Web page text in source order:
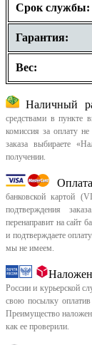
Срок службы:
Гарантия:
Вес:
Наличный
средствами в пункте
комиссия за оплату
заказа выбираете
получении.
банковской картой
подтверждения
перенаправит на сайт
и подтверждаете
мы не имеем.
России и курьерской
свою посылку
Преимущество
как ее проверили.